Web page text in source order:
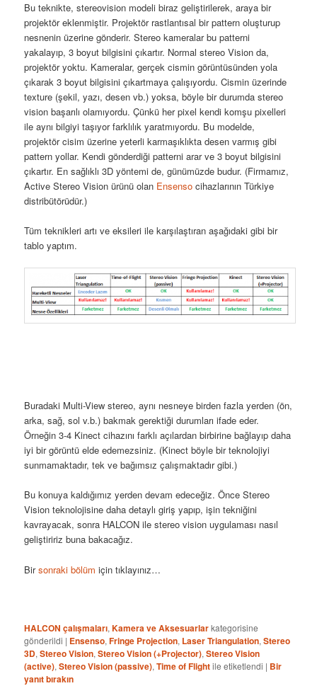
Bu teknikte, stereovision modeli biraz geliştirilerek, araya bir
projektör eklenmiştir. Projektör rastlantısal bir pattern oluşturup
nesnenin üzerine gönderir. Stereo kameralar bu patterni
yakalayıp, 3 boyut bilgisini çıkartır. Normal stereo Vision da,
projektör yoktu. Kameralar, gerçek cismin görüntüsünden yola
çıkarak 3 boyut bilgisini çıkartmaya çalışıyordu. Cismin üzerinde
texture (şekil, yazı, desen vb.) yoksa, böyle bir durumda stereo
vision başarılı olamıyordu. Çünkü her pixel kendi komşu pixelleri
ile aynı bilgiyi taşıyor farklılık yaratmıyordu. Bu modelde,
projektör cisim üzerine yeterli karmaşıklıkta desen varmış gibi
pattern yollar. Kendi gönderdiği patterni arar ve 3 boyut bilgisini
çıkartır. En sağlıklı 3D yöntemi de, günümüzde budur. (Firmamız,
Active Stereo Vision ürünü olan Ensenso cihazlarının Türkiye
distribütörüdür.)
Tüm teknikleri artı ve eksileri ile karşılaştıran aşağıdaki gibi bir
tablo yaptım.
Buradaki Multi-View stereo, aynı nesneye birden fazla yerden (ön,
arka, sağ, sol v.b.) bakmak gerektiği durumları ifade eder.
Örneğin 3-4 Kinect cihazını farklı açılardan birbirine bağlayıp daha
iyi bir görüntü elde edemezsiniz. (Kinect böyle bir teknolojiyi
sunmamaktadır, tek ve bağımsız çalışmaktadır gibi.)
Bu konuya kaldığımız yerden devam edeceğiz. Önce Stereo
Vision teknolojisine daha detaylı giriş yapıp, işin tekniğini
kavrayacak, sonra HALCON ile stereo vision uygulaması nasıl
geliştiririz buna bakacağız.
Birsonraki bölüm için tıklayınız…
HALCON çalışmaları,Kamera ve Aksesuarlarkategorisine
gönderildi | Ensenso,Fringe Projection, Laser Triangulation,Stereo
3D,Stereo Vision,Stereo Vision (+Projector),Stereo Vision
(active),Stereo Vision (passive),Time of Flightile etiketlendi | Bir
yanıt bırakın